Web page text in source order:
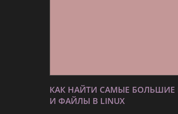
КАК НАЙТИ САМЫЕ БОЛЬШИЕ
И ФАЙЛЫ В LINUX